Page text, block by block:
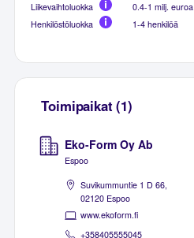
Liikevaihtoluokka
0.4-1 milj. euroa
Henkilöstöluokka
1-4 henkilöä
Toimipaikat (1)
Eko-Form Oy Ab
Espoo
Suvikummuntie 1 D 66,
02120 Espoo
www.ekoform.fi
+358405555045